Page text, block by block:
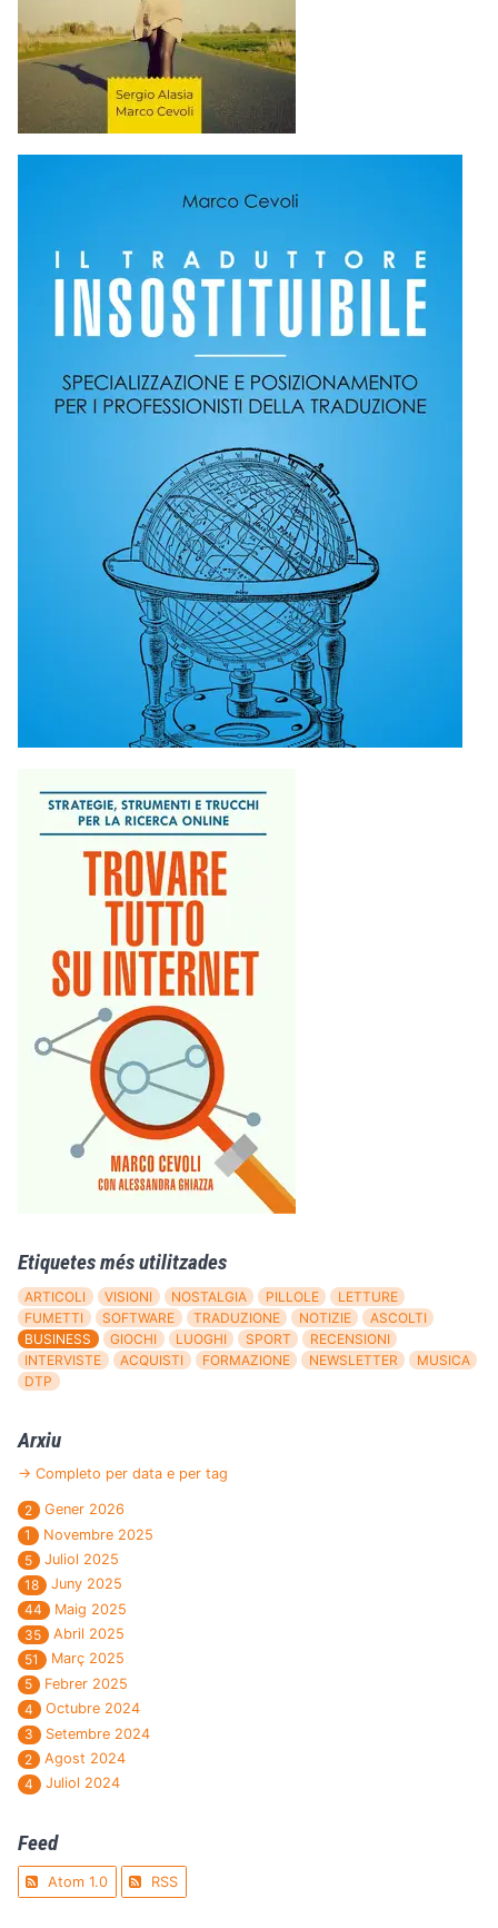
Etiquetes més utilitzades
ARTICOLI VISIONI NOSTALGIA PILLOLE
LETTURE
FUMETTI
SOFTWARE TRADUZIONE NOTIZIE
ASCOLTI
BUSINESS
GIOCHI LUOGHI SPORT
RECENSIONI
INTERVISTE
ACQUISTI FORMAZIONE NEWSLETTER
MUSICA
DTP
Arxiu
→ Completo per data e per tag
2
Gener 2026
1
Novembre 2025
5
Juliol 2025
18
Juny 2025
44
Maig 2025
35
Abril 2025
51
Març 2025
5
Febrer 2025
4
Octubre 2024
3
Setembre 2024
2
Agost 2024
4
Juliol 2024
Feed
Atom 1.0 RSS